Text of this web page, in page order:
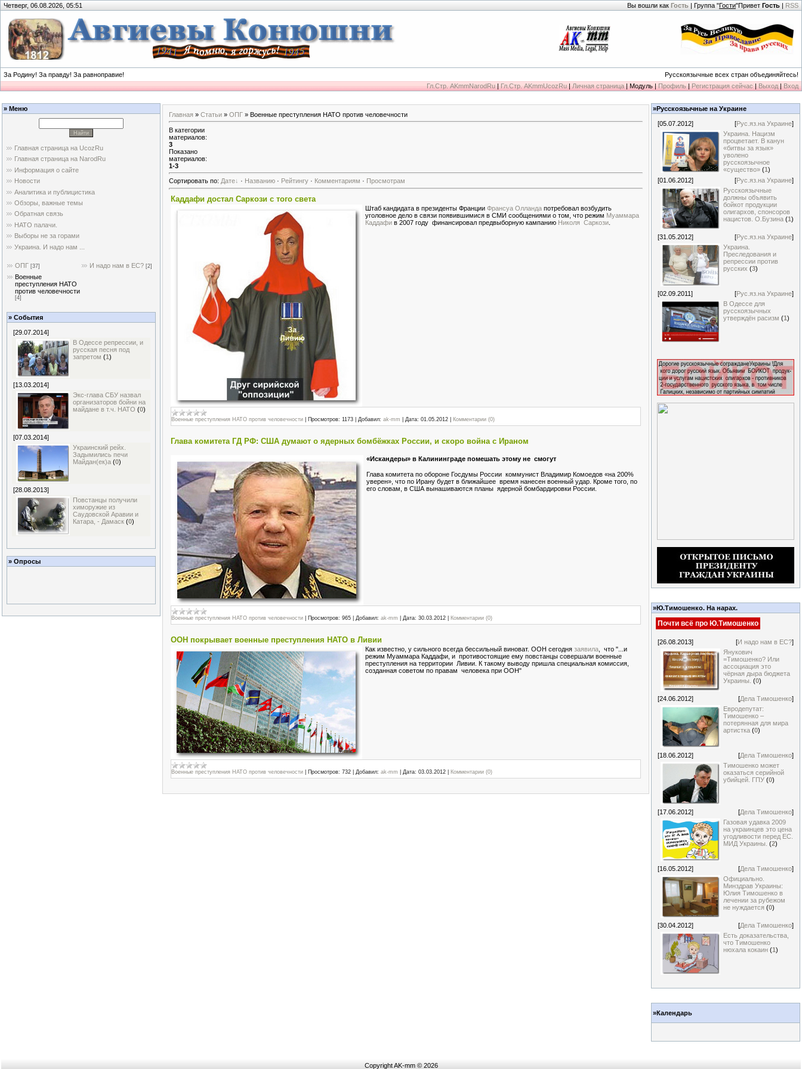
Четверг, 06.08.2026, 05:51 Вы вошли как Гость | Группа "Гости"Привет Гость | RSS
За Родину! За правду! За равноправие!
Русскоязычные всех стран объединяйтесь!
Гл.Стр. AKmmNarodRu | Гл.Стр. AKmmUcozRu | Личная страница | Модуль | Профиль | Регистрация сейчас | Выход | Вход
» Меню
Главная страница на UcozRu
Главная страница на NarodRu
Информация о сайте
Новости
Аналитика и публицистика
Обзоры, важные темы
Обратная связь
НАТО палачи.
Выборы не за горами
Украина. И надо нам ...
ОПГ [37] И надо нам в ЕС? [2]
Военные
преступления НАТО
против человечности
[4]
» События
[29.07.2014]
В Одессе репрессии, и
русская песня под
запретом (1)
[13.03.2014]
Экс-глава СБУ назвал
организаторов бойни на
майдане в т.ч. НАТО (0)
[07.03.2014]
Украинский рейх.
Задымились печи
Майдан(ек)а (0)
[28.08.2013]
Повстанцы получили
химоружие из
Саудовской Аравии и
Катара, - Дамаск (0)
» Опросы
Главная » Статьи » ОПГ » Военные преступления НАТО против человечности
В категории
материалов:
3
Показано
материалов:
1-3
Сортировать по: Дате · Названию · Рейтингу · Комментариям · Просмотрам
Каддафи достал Саркози с того света
Штаб кандидата в президенты Франции Франсуа Олланда потребовал возбудить
уголовное дело в связи появившимися в СМИ сообщениями о том, что режим Муаммара
Каддафи в 2007 году финансировал предвыборную кампанию Николя Саркози
Военные преступления НАТО против человечности Просмотров: 1173 Добавил: ak-mm Дата: 01.05.2012 Комментарии (0)
Глава комитета ГД РФ: США думают о ядерных бомбёжках России, и скоро война с Ираном
«Искандеры» в Калининграде помешать этому не смогут
Глава комитета по обороне Госдумы России коммунист Владимир Комоедов «на 200%
уверен», что по Ирану будет в ближайшее время нанесен военный удар. Кроме того, по
его словам, в США вынашиваются планы ядерной бомбардировки России.
Военные преступления НАТО против человечности Просмотров: 965 Добавил: ak-mm Дата: 30.03.2012 Комментарии (0)
ООН покрывает военные преступления НАТО в Ливии
Как известно, у сильного всегда бессильный виноват. ООН сегодня заявила , что "...и
режим Муаммара Каддафи, и противостоящие ему повстанцы совершали военные
преступления на территории Ливии. К такому выводу пришла специальная комиссия,
созданная советом по правам человека при ООН"
Военные преступления НАТО против человечности Просмотров: 732 Добавил: ak-mm Дата: 03.03.2012 Комментарии (0)
»Русскоязычные на Украине
[05.07.2012] [Рус.яз.на Украине]
Украина. Нацизм
процветает. В канун
«битвы за язык»
уволено
русскоязычное
«существо» (1)
[01.06.2012]
[Рус.яз.на Украине]
Русскоязычные
должны объявить
бойкот продукции
олигархов, спонсоров
нацистов. О.Бузина (1)
[31.05.2012] [Рус.яз.на Украине]
Украина.
Преследования и
репрессии против
русских (3)
[02.09.2011] [Рус.яз.на Украине]
В Одессе для
русскоязычных
утверждён расизм (1)
»Ю.Тимошенко. На нарах.
Почти всё про Ю.Тимошенко
[26.08.2013] [И надо нам в ЕС?]
Янукович
=Тимошенко? Или
ассоциация это
чёрная дыра бюджета
Украины. (0)
[24.06.2012] [Дела Тимошенко]
Евродепутат:
Тимошенко –
потерянная для мира
артистка (0)
[18.06.2012] [Дела Тимошенко]
Тимошенко может
оказаться серийной
убийцей. ГПУ (0)
[17.06.2012] [Дела Тимошенко]
Газовая удавка 2009
на украинцев это цена
угодливости перед ЕС.
МИД Украины. (2)
[16.05.2012] [Дела Тимошенко]
Официально.
Минздрав Украины:
Юлия Тимошенко в
лечении за рубежом
не нуждается (0)
[30.04.2012] [Дела Тимошенко]
Есть доказательства,
что Тимошенко
нюхала кокаин (1)
»Календарь
Copyright AK-mm © 2026